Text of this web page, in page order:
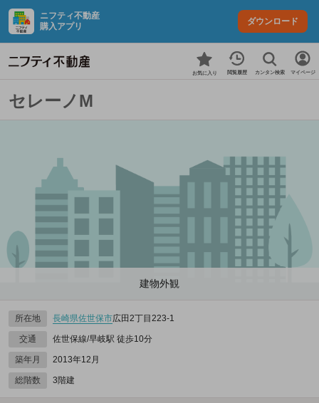
ニフティ不動産
購入アプリ
ダウンロード
お気に入り 閲覧履歴 カンタン検索 マイページ
セレーノM
建物外観
所在地 長崎県佐世保市広田2丁目223‐1
交通 佐世保線/早岐駅 徒歩10分
築年月 2013年12月
総階数 3階建